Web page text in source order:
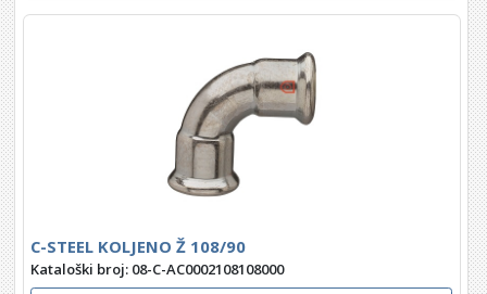
C-STEEL KOLJENO Ž 108/90
Kataloški broj: 08-C-AC0002108108000